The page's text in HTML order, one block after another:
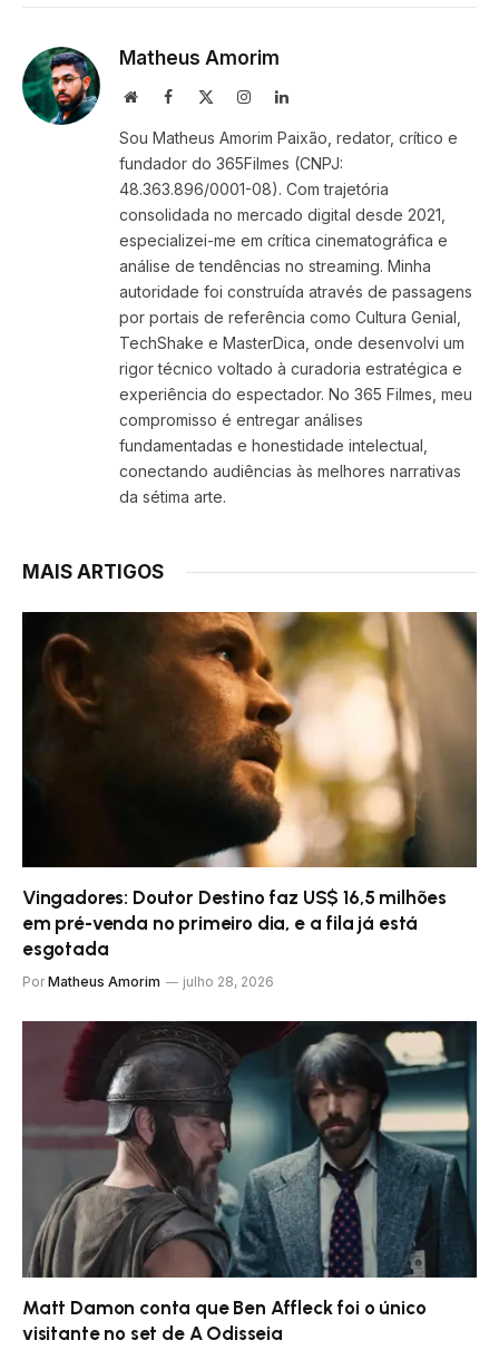
Matheus Amorim
WebsiteFacebook InstagramLinkedIn
Sou Matheus Amorim Paixão, redator, crítico e
fundador do 365Filmes (CNPJ:
48.363.896/0001-08). Com trajetória
consolidada no mercado digital desde 2021,
especializei-me em crítica cinematográfica e
análise de tendências no streaming. Minha
autoridade foi construída através de passagens
por portais de referência como Cultura Genial,
TechShake e MasterDica, onde desenvolvi um
rigor técnico voltado à curadoria estratégica e
experiência do espectador. No 365 Filmes, meu
compromisso é entregar análises
fundamentadas e honestidade intelectual,
conectando audiências às melhores narrativas
da sétima arte.
MAIS ARTIGOS
Vingadores: Doutor Destino faz US$ 16,5 milhões
em pré-venda no primeiro dia, e a fila já está
esgotada
Por Matheus Amorim julho 28, 2026
Matt Damon conta que Ben Affleck foi o único
visitante no set de A Odisseia